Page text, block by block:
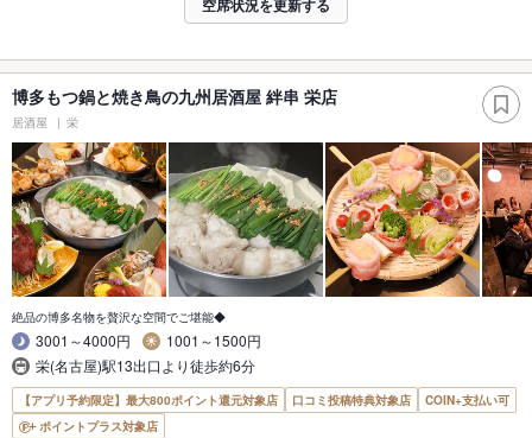
空席状況を更新する
博多もつ鍋と焼き鳥の九州居酒屋 絆串 栄店
居酒屋 栄
絶品の博多名物を贅沢な空間でご堪能◆
3001～4000円
1001～1500円
栄(名古屋)駅13出口より徒歩約6分
【アプリ予約限定】最大800ポイント還元対象店 口コミ投稿特典対象店
COIN+支払い可
ポイントプラス対象店